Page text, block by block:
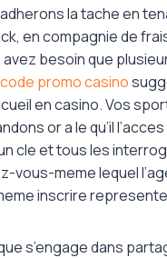
la tache en
en compagnie de
avez besoin que
promo casino
en casino. Vos
or a le qu’il
cle et tous les
vous-meme lequel
inscrire
s’engage dans